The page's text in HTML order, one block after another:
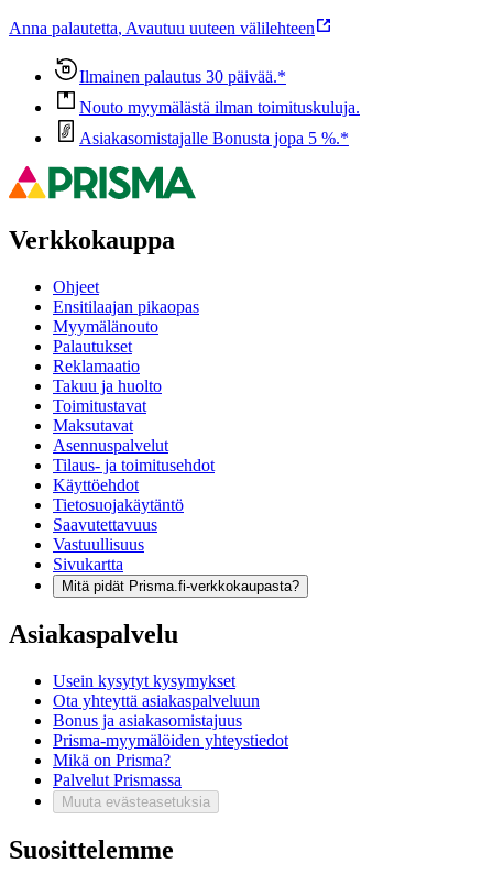
Anna palautetta, Avautuu uuteen välilehteen
Ilmainen palautus 30 päivää.*
Nouto myymälästä ilman toimituskuluja.
Asiakasomistajalle Bonusta jopa 5 %.*
Verkkokauppa
Ohjeet
Ensitilaajan pikaopas
Myymälänouto
Palautukset
Reklamaatio
Takuu ja huolto
Toimitustavat
Maksutavat
Asennuspalvelut
Tilaus- ja toimitusehdot
Käyttöehdot
Tietosuojakäytäntö
Saavutettavuus
Vastuullisuus
Sivukartta
Mitä pidät Prisma.fi-verkkokaupasta?
Asiakaspalvelu
Usein kysytyt kysymykset
Ota yhteyttä asiakaspalveluun
Bonus ja asiakasomistajuus
Prisma-myymälöiden yhteystiedot
Mikä on Prisma?
Palvelut Prismassa
Muuta evästeasetuksia
Suosittelemme